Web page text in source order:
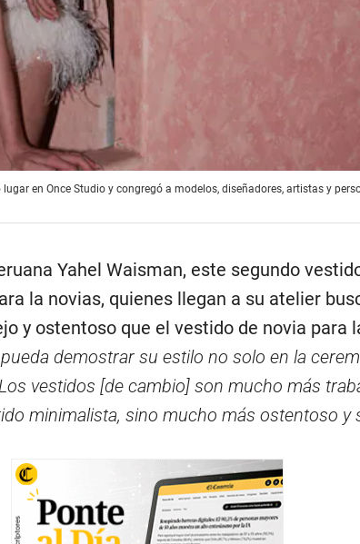
en Once Studio y congregó a modelos, diseñadores, artistas y
Yahel Waisman, este segundo
la novias, quienes llegan a su atelier
y ostentoso que el vestido de novia para
pueda demostrar su estilo no solo en la
vestidos [de cambio] son mucho más
minimalista, sino mucho más ostentoso y